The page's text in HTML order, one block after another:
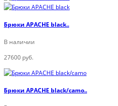
Брюки APACHE black..
В наличии
27600 руб.
Брюки APACHE black/camo..